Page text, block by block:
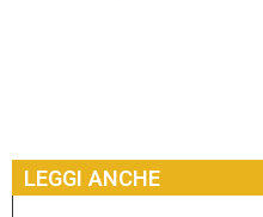
LEGGI ANCHE